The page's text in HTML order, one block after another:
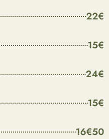
22€
15€
24€
15€
16€50